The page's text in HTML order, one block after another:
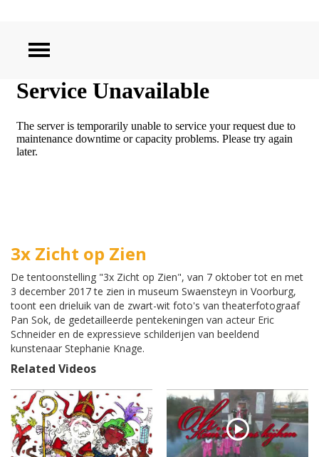
ZOEKEN
3x Zicht op Zien
De tentoonstelling "3x Zicht op Zien", van 7 oktober tot en met
3 december 2017 te zien in museum Swaensteyn in Voorburg,
toont een drieluik van de zwart-wit foto's van theaterfotograaf
Pan Sok, de gedetailleerde pentekeningen van acteur Eric
Schneider en de expressieve schilderijen van beeldend
kunstenaar Stephanie Knage.
Related Videos